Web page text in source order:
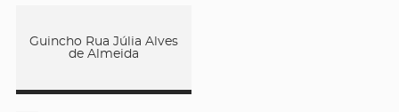
Guincho Rua Júlia Alves
de Almeida